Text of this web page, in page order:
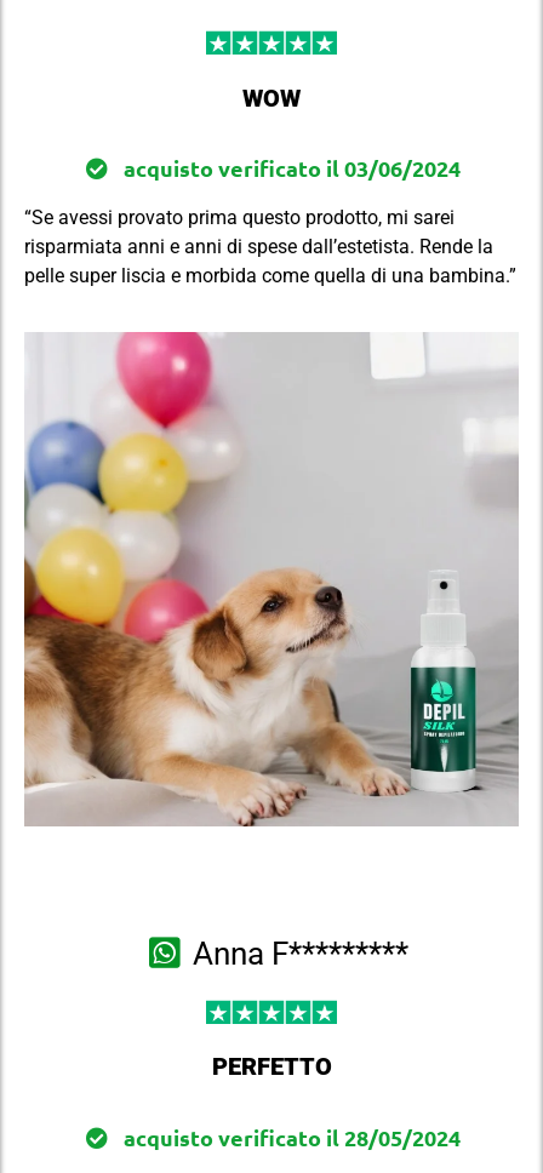
WOW
acquisto verificato il 03/06/2024
“Se avessi provato prima questo prodotto, mi sarei
risparmiata anni e anni di spese dall’estetista. Rende la
pelle super liscia e morbida come quella di una bambina.”
Anna F*********
PERFETTO
acquisto verificato il 28/05/2024